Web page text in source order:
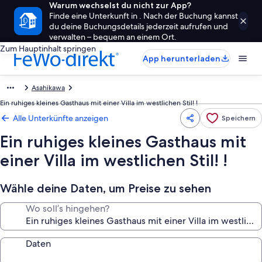
Warum wechselst du nicht zur App?
Finde eine Unterkunft in . Nach der Buchung kannst
du deine Buchungsdetails jederzeit aufrufen und
verwalten – bequem an einem Ort.
Zum Hauptinhalt springen
App herunterladen
Asahikawa
Ein ruhiges kleines Gasthaus mit einer Villa im westlichen Stil! !
Alle Unterkünfte anzeigen Speichern
Ein ruhiges kleines Gasthaus mit
einer Villa im westlichen Stil! !
Wähle deine Daten, um Preise zu sehen
Wo soll’s hingehen?
Daten